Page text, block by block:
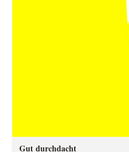
Gut durchdacht